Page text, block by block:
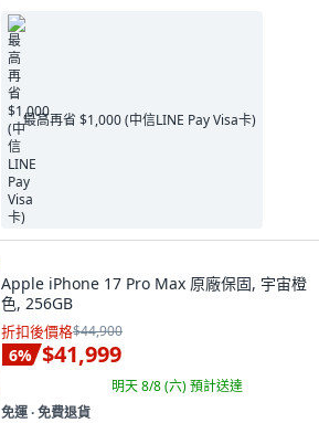
最高再省 $1,000 (中信LINE Pay Visa卡)
Apple iPhone 17 Pro Max 原廠保固, 宇宙橙
色, 256GB
折扣後價格$44,900
6% $41,999
明天 8/8 (六)預計送達
免運 ∙ 免費退貨